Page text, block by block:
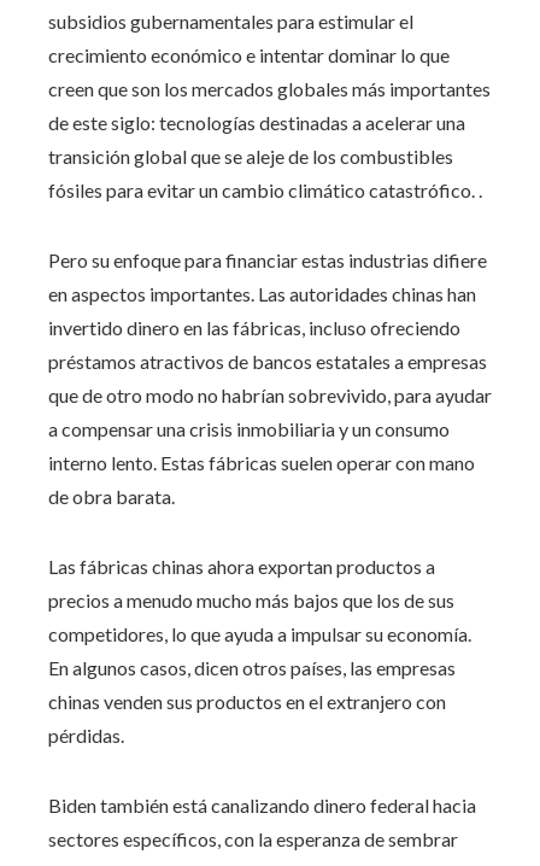
subsidios gubernamentales para estimular el
crecimiento económico e intentar dominar lo que
creen que son los mercados globales más importantes
de este siglo: tecnologías destinadas a acelerar una
transición global que se aleje de los combustibles
fósiles para evitar un cambio climático catastrófico. .
Pero su enfoque para financiar estas industrias difiere
en aspectos importantes. Las autoridades chinas han
invertido dinero en las fábricas, incluso ofreciendo
préstamos atractivos de bancos estatales a empresas
que de otro modo no habrían sobrevivido, para ayudar
a compensar una crisis inmobiliaria y un consumo
interno lento. Estas fábricas suelen operar con mano
de obra barata.
Las fábricas chinas ahora exportan productos a
precios a menudo mucho más bajos que los de sus
competidores, lo que ayuda a impulsar su economía.
En algunos casos, dicen otros países, las empresas
chinas venden sus productos en el extranjero con
pérdidas.
Biden también está canalizando dinero federal hacia
sectores específicos, con la esperanza de sembrar